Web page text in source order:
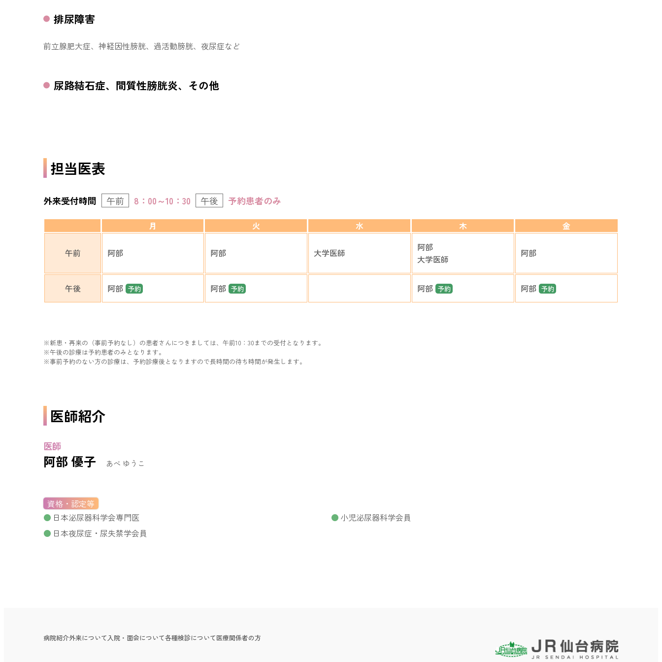
排尿障害
前立腺肥大症、神経因性膀胱、過活動膀胱、夜尿症など
尿路結石症、間質性膀胱炎、その他
担当医表
外来受付時間 午前 8：00～10：30 午後 予約患者のみ
月 火 水 木 金
午前 阿部 阿部 大学医師
阿部
大学医師
阿部
午後 阿部 予約 阿部 予約 阿部 予約 阿部 予約
新患・再来の（事前予約なし）の患者さんにつきましては、午前10：30までの受付となります。
午後の診療は予約患者のみとなります。
事前予約のない方の診療は、予約診療後となりますので長時間の待ち時間が発生します。
医師紹介
医師
阿部 優子 あべ ゆうこ
資格・認定等
日本泌尿器科学会専門医
小児泌尿器科学会員
日本夜尿症・尿失禁学会員
病院紹介外来について入院・面会について各種検診について医療関係者の方